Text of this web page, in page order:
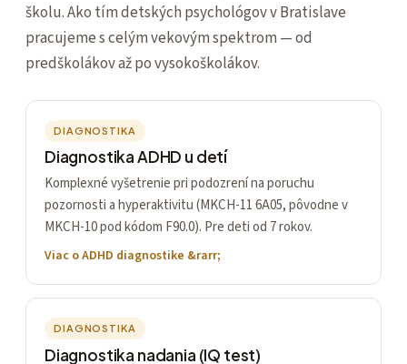
školu. Ako tím detských psychológov v Bratislave
pracujeme s celým vekovým spektrom — od
predškolákov až po vysokoškolákov.
DIAGNOSTIKA
Diagnostika ADHD u detí
Komplexné vyšetrenie pri podozrení na poruchu
pozornosti a hyperaktivitu (MKCH-11 6A05, pôvodne v
MKCH-10 pod kódom F90.0). Pre deti od 7 rokov.
Viac o ADHD diagnostike
DIAGNOSTIKA
Diagnostika nadania (IQ test)